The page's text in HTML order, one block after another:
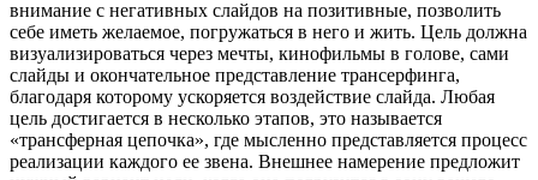
внимание с негативных слайдов на позитивные, позволить
себе иметь желаемое, погружаться в него и жить. Цель должна
визуализироваться через мечты, кинофильмы в голове, сами
слайды и окончательное представление трансерфинга,
благодаря которому ускоряется воздействие слайда. Любая
цель достигается в несколько этапов, это называется
«трансферная цепочка», где мысленно представляется процесс
реализации каждого ее звена. Внешнее намерение предложит